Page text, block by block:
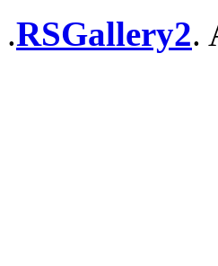
RSGallery2.